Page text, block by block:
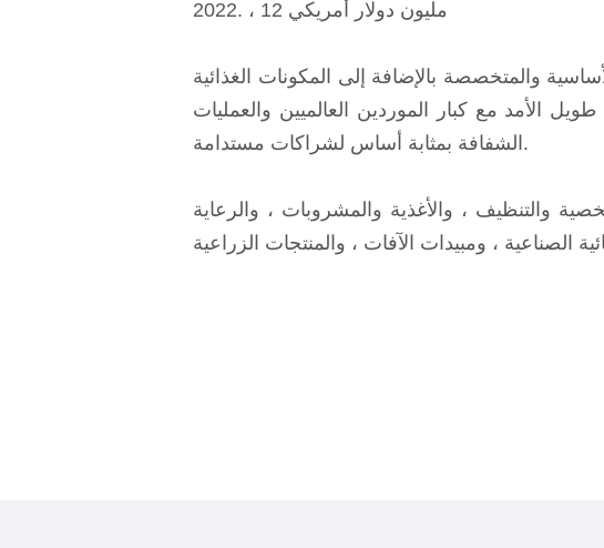
2022. ، 12 مليون دولار أمريكي
والمتخصصة بالإضافة إلى المكونات الغذائية
الأمد مع كبار الموردين العالميين والعمليات
الشفافة بمثابة أساس لشراكات مستدامة.
والتنظيف ، والأغذية والمشروبات ، والرعاية